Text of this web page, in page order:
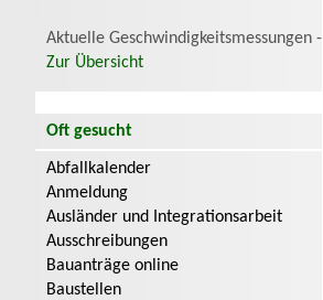
Aktuelle Geschwindigkeitsmessungen -
Zur Übersicht
Oft gesucht
Abfallkalender
Anmeldung
Ausländer und Integrationsarbeit
Ausschreibungen
Bauanträge online
Baustellen